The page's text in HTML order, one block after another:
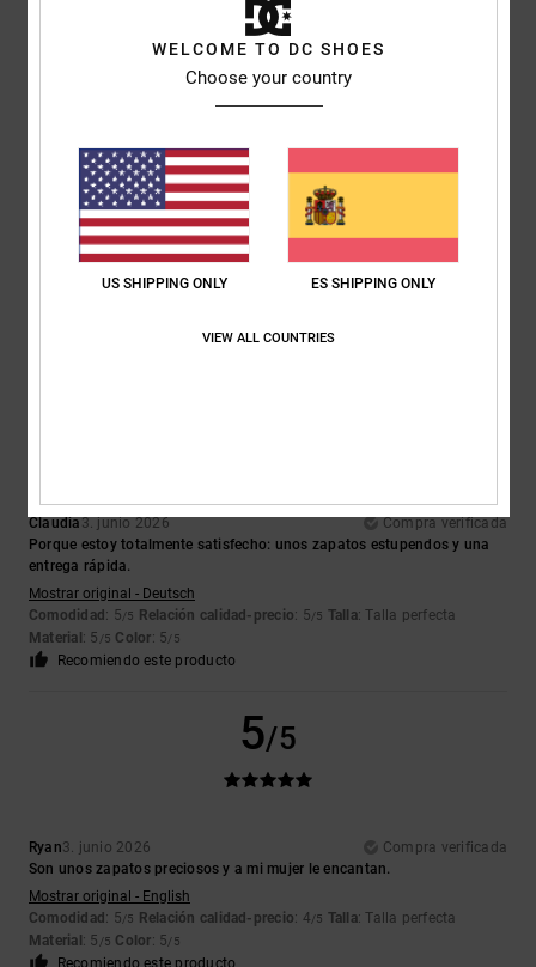
Relación calidad-precio
Recomiendo este producto
16. junio 2026
Compra verificada
Mostrar original - English
Claudia 3. junio 2026
Compra verificada
Porque estoy totalmente satisfecho: unos zapatos estupendos y una
entrega rápida.
Mostrar original - Deutsch
Comodidad : 5/5 Relación calidad-precio: 5/5 Talla: Talla perfecta
Material : 5 /5 Color: 5/5
Recomiendo este producto
5/5
Ryan3. junio 2026
Compra verificada
Son unos zapatos preciosos y a mi mujer le encantan.
Mostrar original - English
Comodidad : 5/5 Relación calidad-precio: 4/5 Talla: Talla perfecta
Material : 5 /5 Color: 5/5
WELCOME TO DC SHOES
Choose your country
US SHIPPING ONLY ES SHIPPING ONLY
VIEW ALL COUNTRIES